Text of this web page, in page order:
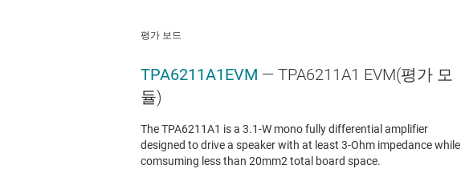
평가 보드
TPA6211A1EVM — TPA6211A1 EVM(평가 모
듈)
The TPA6211A1 is a 3.1-W mono fully differential amplifier
designed to drive a speaker with at least 3-Ohm impedance while
comsuming less than 20mm2 total board space.